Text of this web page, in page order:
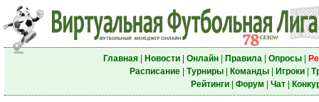
Главная| Новости| Онлайн| Правила| Опросы|
Расписание| Турниры| Команды| Игроки|
Рейтинги| Форум Чат|